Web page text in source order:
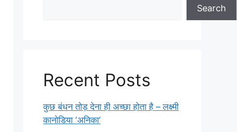
Search
Recent Posts
कुछ बंधन तोड़ देना ही अच्छा होता है – लक्ष्मी
कानोडिया ‘अनिका’